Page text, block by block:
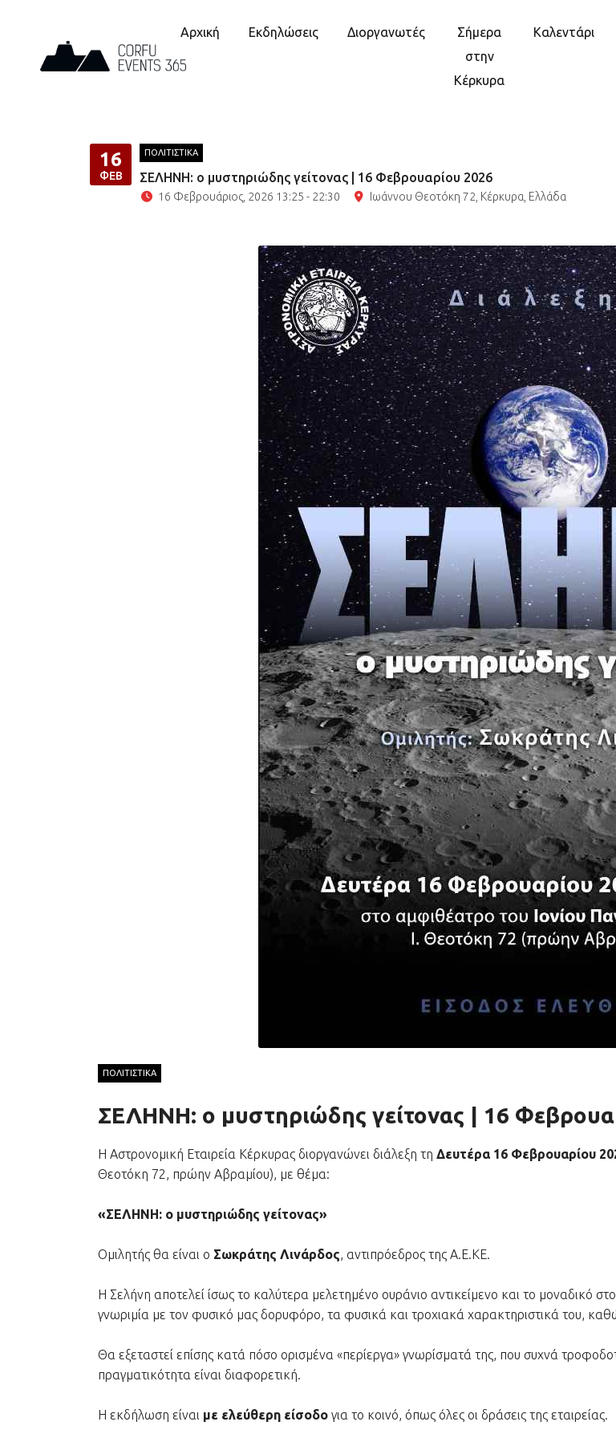
Αρχική Εκδηλώσεις Διοργανωτές
Σήμερα
στην
Κέρκυρα
Καλεντάρι
16
ΦΕΒ
ΠΟΛΙΤΙΣΤΙΚΑ
ΣΕΛΗΝΗ: ο μυστηριώδης γείτονας | 16 Φεβρουαρίου 2026
16 Φεβρουάριος, 2026 13:25 - 22:30 Ιωάννου Θεοτόκη 72, Κέρκυρα, Ελλάδα
ΠΟΛΙΤΙΣΤΙΚΑ
ΣΕΛΗΝΗ: ο μυστηριώδης γείτονας | 16
Η Αστρονομική Εταιρεία Κέρκυρας διοργανώνει διάλεξη τη Δευτέρα 16 Φεβρουαρίου
Θεοτόκη 72, πρώην Αβραμίου), με θέμα:
«ΣΕΛΗΝΗ: ο μυστηριώδης γείτονας»
Ομιλητής θα είναι ο Σωκράτης Λινάρδος, αντιπρόεδρος της Α.Ε.ΚΕ.
Η Σελήνη αποτελεί ίσως το καλύτερα μελετημένο ουράνιο αντικείμενο και το μοναδικό
γνωριμία με τον φυσικό μας δορυφόρο, τα φυσικά και τροχιακά χαρακτηριστικά του,
Θα εξεταστεί επίσης κατά πόσο ορισμένα «περίεργα» γνωρίσματά της, που συχνά
πραγματικότητα είναι διαφορετική.
Η εκδήλωση είναι με ελεύθερη είσοδο για το κοινό, όπως όλες οι δράσεις της εταιρείας.